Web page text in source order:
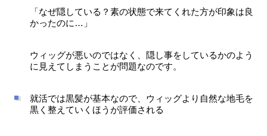
「なぜ隠している？素の状態で来てくれた方が印象は良
かったのに…」
ウィッグが悪いのではなく、隠し事をしているかのよう
に見えてしまうことが問題なのです。
就活では黒髪が基本なので、ウィッグより自然な地毛を
黒く整えていくほうが評価される